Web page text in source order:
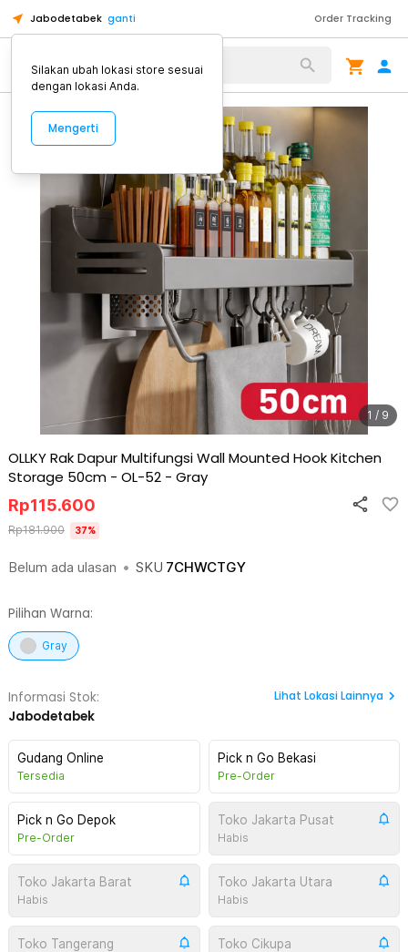
Jabodetabek ganti Order Tracking
Alat Kopi
1 / 9
OLLKY Rak Dapur Multifungsi Wall Mounted Hook Kitchen
Storage 50cm - OL-52 - Gray
Belum ada ulasan • SKU 7CHWCTGY
Rp115.600
Rp181.900 37%
Pilihan Warna:
Gray
Informasi Stok:
Jabodetabek
Lihat Lokasi Lainnya
Gudang Online
Tersedia
Pick n Go Bekasi
Pre-Order
Pick n Go Depok
Pre-Order
Toko Jakarta Pusat
Habis
Toko Jakarta Barat
Habis
Toko Jakarta Utara
Habis
Toko Tangerang Toko Cikupa
Silakan ubah lokasi store sesuai
dengan lokasi Anda.
Mengerti